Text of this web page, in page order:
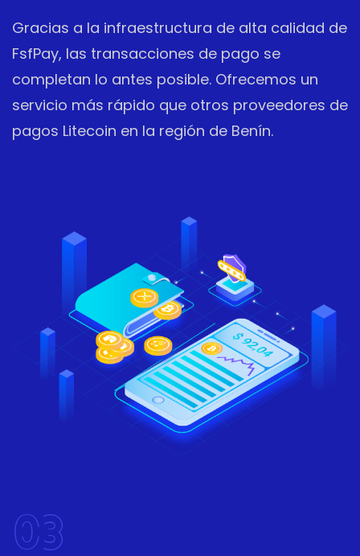
Gracias a la infraestructura de alta calidad de
FsfPay, las transacciones de pago se
completan lo antes posible. Ofrecemos un
servicio más rápido que otros proveedores de
pagos Litecoin en la región de Benín.
03